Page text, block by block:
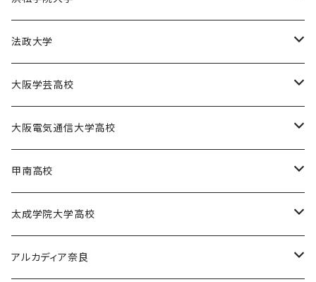
天理大学男子バレーボール部
天理大学女子ハンドボール部
同志社大学体育会サッカー部
浜松学院大学男子バスケットボール部
法政大学
法政大学バスケットボール部
大阪学芸高校
大阪学芸高校バスケットボール部
大阪電気通信大学高校
電通高硬式野球部
電通高男子バスケットボール部
甲南高校
甲南高校男子バスケットボール部
甲南高校野球部
太成学院大学高校
太成学院高校男子バスケットボール部
アルカディア奈良